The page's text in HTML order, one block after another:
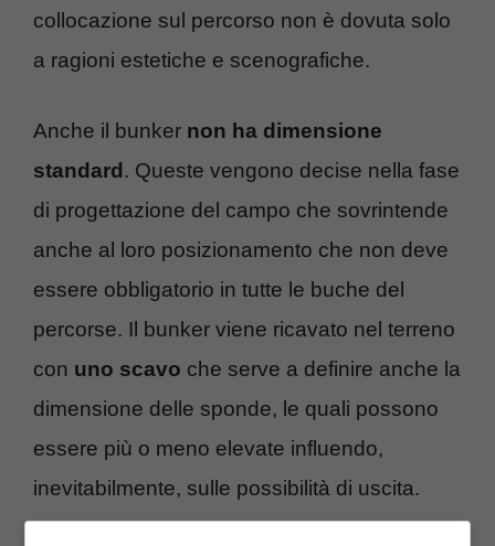
collocazione sul percorso non è dovuta solo
a ragioni estetiche e scenografiche.
Anche il bunker non ha dimensione
standard . Queste vengono decise nella fase
di progettazione del campo che sovrintende
anche al loro posizionamento che non deve
essere obbligatorio in tutte le buche del
percorse. Il bunker viene ricavato nel terreno
con uno scavo che serve a definire anche la
dimensione delle sponde, le quali possono
essere più o meno elevate influendo,
inevitabilmente, sulle possibilità di uscita.